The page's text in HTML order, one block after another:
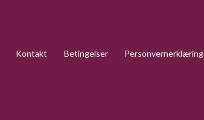
Kontakt Betingelser Personvernerklæring